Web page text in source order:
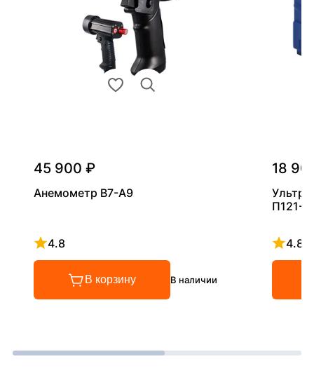
45 900 ₽
Анемометр В7-А9
4.8
Рейтинг 4.8 из 5
В корзину В наличии
18
П121-
4.8